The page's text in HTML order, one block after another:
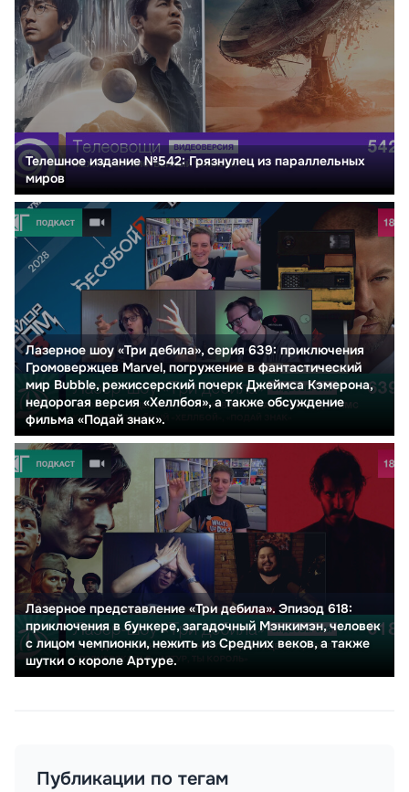
Телешное издание №542: Грязнулец из параллельных
миров
Лазерное шоу «Три дебила», серия 639: приключения
Громовержцев Marvel, погружение в фантастический
мир Bubble, режиссерский почерк Джеймса Кэмерона,
недорогая версия «Хеллбоя», а также обсуждение
фильма «Подай знак».
Лазерное представление «Три дебила». Эпизод 618:
приключения в бункере, загадочный Мэнкимэн, человек
с лицом чемпионки, нежить из Средних веков, а также
шутки о короле Артуре.
Публикации по тегам